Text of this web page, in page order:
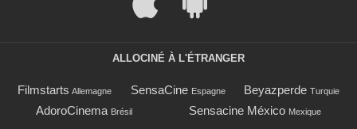
ALLOCINÉ À L'ÉTRANGER
Filmstarts Allemagne SensaCine Espagne Beyazperde Turquie
AdoroCinema Brésil Sensacine México Mexique